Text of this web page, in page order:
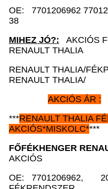
OE: 7701206962
38
MIHEZ JÓ?: AKCIÓS
RENAULT THALIA
RENAULT THALIA/
RENAULT THALIA/
AKCIÓS ÁR :
***RENAULT THALIA
AKCIÓS*MISKOLC****
FŐFÉKHENGER
AKCIÓS
OE: 7701206962,